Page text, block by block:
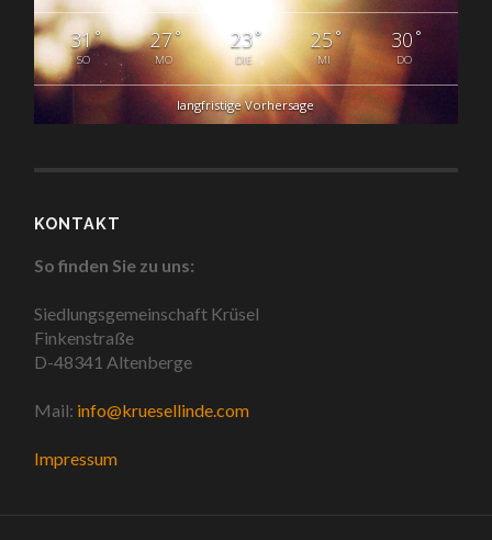
31°
SO
27°
MO
23°
DIE
25°
MI
30 °
DO
langfristige Vorhersage
KONTAKT
So finden Sie zu uns:
Siedlungsgemeinschaft Krüsel
Finkenstraße
D-48341 Altenberge
Mail: info@kruesellinde.com
Impressum